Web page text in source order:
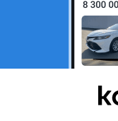
Объем двигателя, л